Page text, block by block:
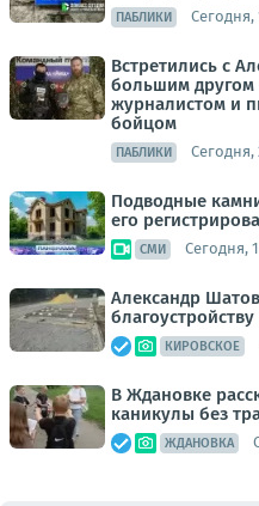
ПАБЛИКИ Сегодня,
Встретились с
большим другом
журналистом и
бойцом
ПАБЛИКИ Сегодня,
Подводные
его
СМИ Сегодня,
Александр
КИРОВСКОЕ
В Ждановке
каникулы без
ЖДАНОВКА